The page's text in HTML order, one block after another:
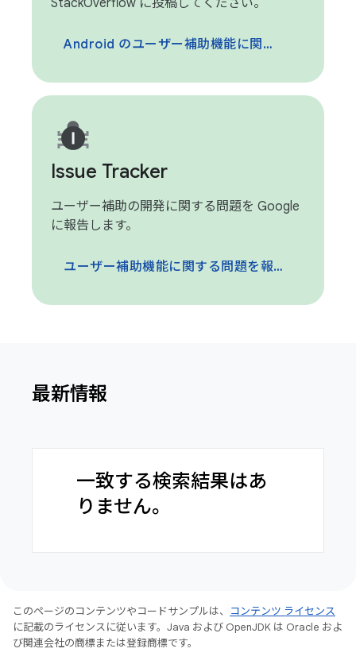
StackOverflow に投稿してください。
Android のユーザー補助機能に関する投稿
Issue Tracker
ユーザー補助の開発に関する問題を Google
に報告します。
ユーザー補助機能に関する問題を報告
最新情報
一致する検索結果はあ
りません。
このページのコンテンツやコードサンプルは、
コンテンツ ライセンス
に記載のライセンスに従います。Java および OpenJDK は Oracle およ
び関連会社の商標または登録商標です。